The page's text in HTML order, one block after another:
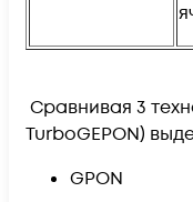
Сравнивая 3
TurboGEPON)
GPON